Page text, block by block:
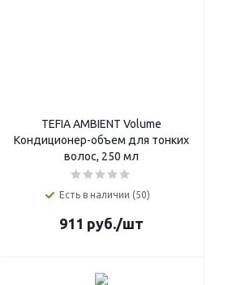
TEFIA AMBIENT Volume
Кондиционер-объем для тонких
волос, 250 мл
Есть в наличии (50)
911 руб./шт